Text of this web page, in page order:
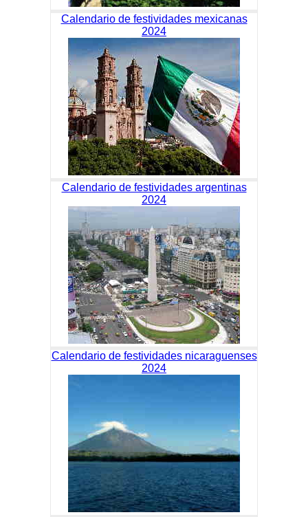
Calendario de festividades mexicanas
2024
Calendario de festividades argentinas
2024
Calendario de festividades nicaraguenses
2024